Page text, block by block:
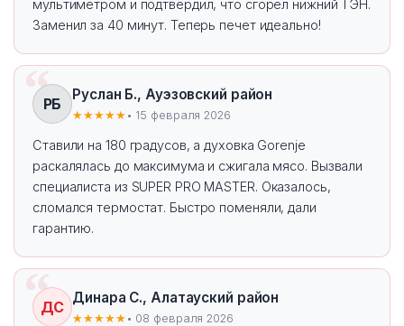
мультиметром и подтвердил, что сгорел нижний ТЭН.
Заменил за 40 минут. Теперь печет идеально!
РБ
Руслан Б., Ауэзовский район
★★★★★ • 15 февраля 2026
Ставили на 180 градусов, а духовка Gorenje
раскалялась до максимума и сжигала мясо. Вызвали
специалиста из SUPER PRO MASTER. Оказалось,
сломался термостат. Быстро поменяли, дали
гарантию.
ДС
Динара С., Алатауский район
★★★★★ • 08 февраля 2026